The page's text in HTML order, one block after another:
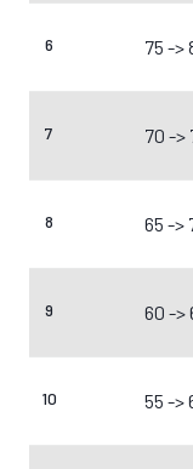
6 75 ->
7 70 ->
8 65 ->
9 60 ->
10 55 ->